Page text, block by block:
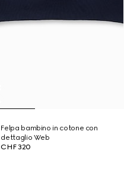
Felpa bambino in cotone con
dettaglio Web
CHF 320